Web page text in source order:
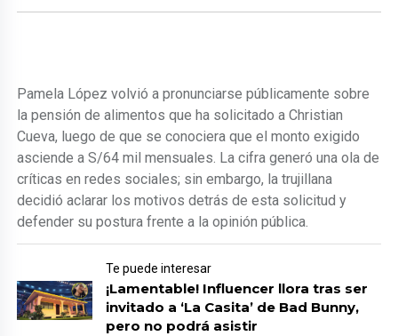
Pamela López volvió a pronunciarse públicamente sobre
la pensión de alimentos que ha solicitado a Christian
Cueva, luego de que se conociera que el monto exigido
asciende a S/64 mil mensuales. La cifra generó una ola de
críticas en redes sociales; sin embargo, la trujillana
decidió aclarar los motivos detrás de esta solicitud y
defender su postura frente a la opinión pública.
Te puede interesar
¡Lamentable! Influencer llora tras ser
invitado a ‘La Casita’ de Bad Bunny,
pero no podrá asistir